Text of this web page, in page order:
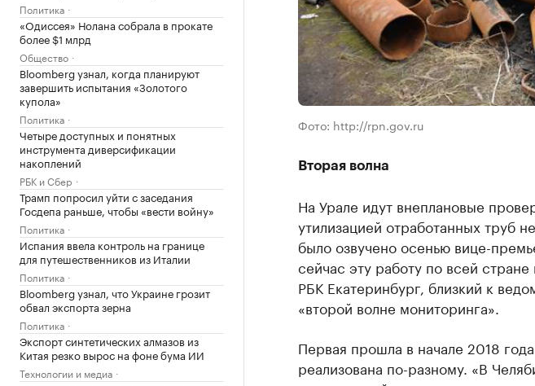
Политика
«Одиссея» Нолана собрала в прокате
более $1 млрд
Общество
Bloomberg узнал, когда планируют
завершить испытания «Золотого
купола»
Политика
Четыре доступных и понятных
инструмента диверсификации
накоплений
РБК и Сбер
Трамп попросил уйти с заседания
Госдепа раньше, чтобы «вести войну»
Политика
Испания ввела контроль на границе
для путешественников из Италии
Политика
Bloomberg узнал, что Украине грозит
обвал экспорта зерна
Политика
Экспорт синтетических алмазов из
Китая резко вырос на фоне бума ИИ
Технологии и медиа
Фото: http://rpn.gov.ru
Вторая волна
На Урале идут внеплановые
утилизацией отработанных труб
было озвучено осенью вице-
сейчас эту работу по всей
РБК Екатеринбург, близкий к
«второй волне мониторинга».
Первая прошла в начале 2018
реализована по-разному. «В